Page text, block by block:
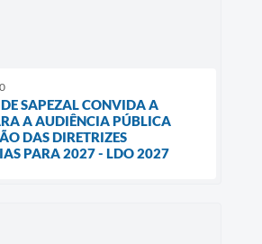
SAPEZAL CONVIDA A
A AUDIÊNCIA PÚBLICA
DAS DIRETRIZES
PARA 2027 - LDO 2027